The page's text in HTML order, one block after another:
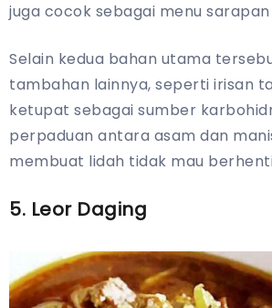
juga cocok sebagai menu sarapan
Selain kedua bahan utama
tambahan lainnya, seperti irisan
ketupat sebagai sumber
perpaduan antara asam dan
membuat lidah tidak mau
5. Leor Daging